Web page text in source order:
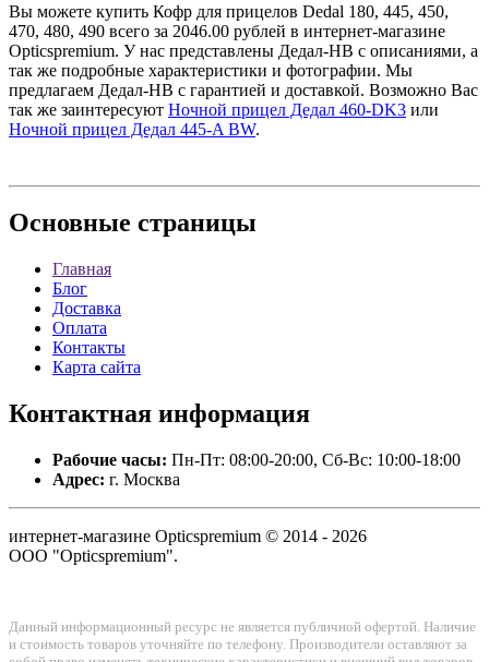
Вы можете купить Кофр для прицелов Dedal 180, 445, 450,
470, 480, 490 всего за 2046.00 рублей в интернет-магазине
Opticspremium. У нас представлены Дедал-НВ с описаниями, а
так же подробные характеристики и фотографии. Мы
предлагаем Дедал-НВ с гарантией и доставкой. Возможно Вас
так же заинтересуют Ночной прицел Дедал 460-DK3 или
Ночной прицел Дедал 445-A BW.
Основные страницы
Главная
Блог
Доставка
Оплата
Контакты
Карта сайта
Контактная информация
Рабочие часы: Пн-Пт: 08:00-20:00, Сб-Вс: 10:00-18:00
Адрес: г. Москва
интернет-магазине Opticspremium © 2014 - 2026
ООО "Opticspremium".
Данный информационный ресурс не является публичной офертой. Наличие
и стоимость товаров уточняйте по телефону. Производители оставляют за